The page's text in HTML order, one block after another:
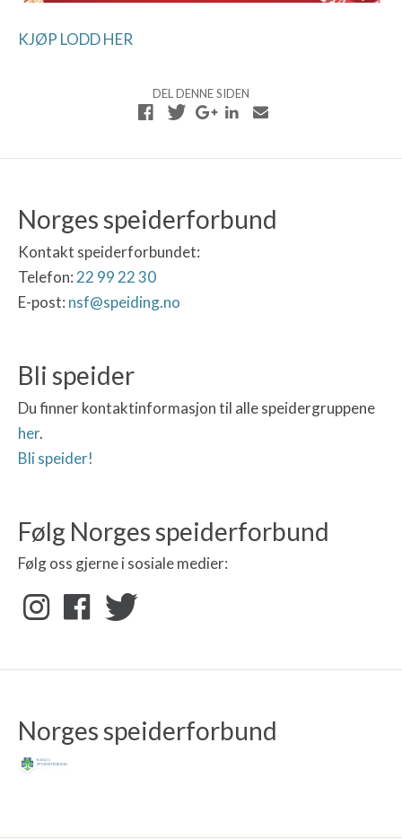
KJØP LODD HER
DEL DENNE SIDEN
Norges speiderforbund
Kontakt speiderforbundet:
Telefon: 22 99 22 30
E-post: nsf@speiding.no
Bli speider
Du finner kontaktinformasjon til alle speidergruppene
her.
Bli speider!
Følg Norges speiderforbund
Følg oss gjerne i sosiale medier:
Norges speiderforbund